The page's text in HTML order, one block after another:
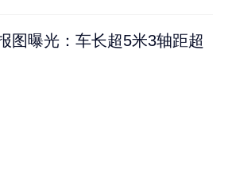
图曝光：车长超5米3轴距超